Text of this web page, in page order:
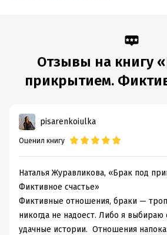
Отзывы на книгу
прикрытием.
pisarenkoiulka
Оценил книгу
Наталья Журавликова, «Брак под
Фиктивное счастье»
Фиктивные отношения, браки —
никогда не надоест. Либо я
удачные истории. Отношения